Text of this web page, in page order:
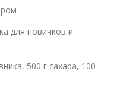
для новичков и
500 г сахара, 100